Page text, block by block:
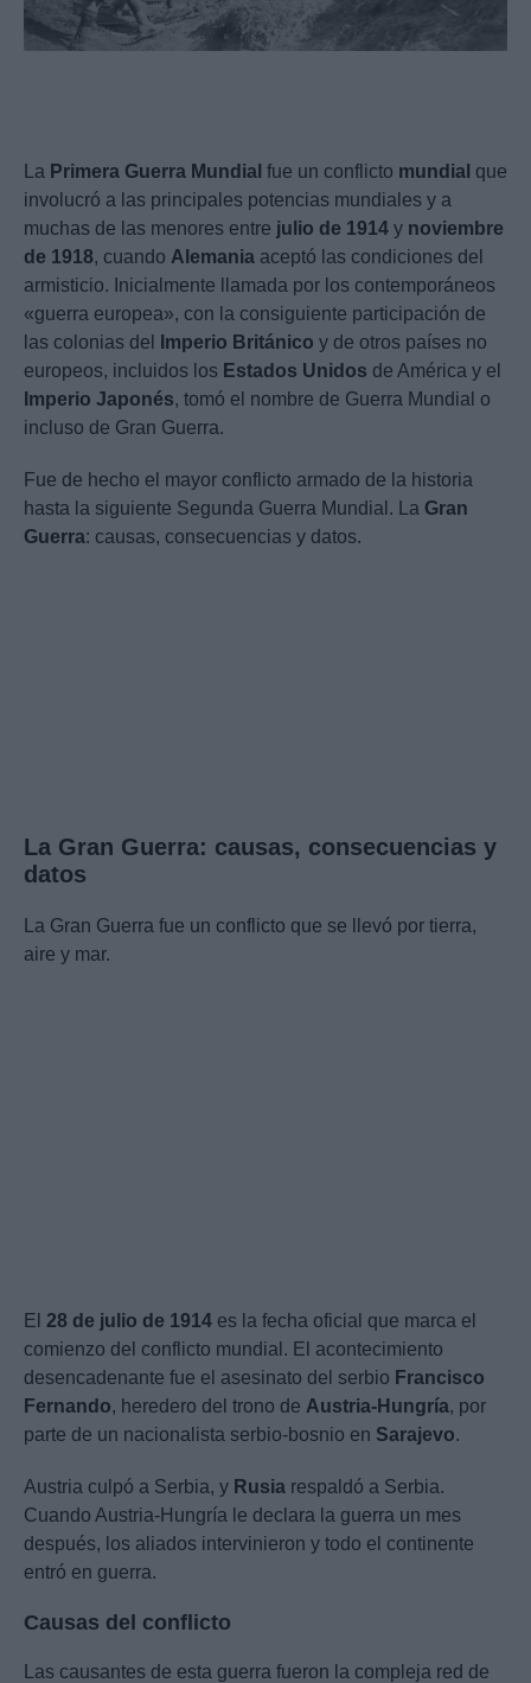
La Primera Guerra Mundial fue un conflicto mundial que
involucró a las principales potencias mundiales y a
muchas de las menores entre julio de 1914 y noviembre
de 1918, cuando Alemania aceptó las condiciones del
armisticio. Inicialmente llamada por los contemporáneos
«guerra europea», con la consiguiente participación de
las colonias del
Imperio Británico y de otros países no
europeos, incluidos los Estados Unidos de América y el
Imperio Japonés, tomó el nombre de Guerra Mundial o
incluso de Gran Guerra.
Fue de hecho el mayor conflicto armado de la historia
hasta la siguiente Segunda Guerra Mundial. La Gran
Guerra: causas, consecuencias y datos.
La Gran Guerra: causas, consecuencias y
datos
La Gran Guerra fue un conflicto que se llevó por tierra,
aire y mar.
El 28 de julio de 1914 es la fecha oficial que marca el
comienzo del conflicto mundial. El acontecimiento
desencadenante fue el asesinato del serbio Francisco
Fernando, heredero del trono de Austria-Hungría, por
parte de un nacionalista serbio-bosnio en Sarajevo.
Austria culpó a Serbia, y Rusia respaldó a Serbia.
Cuando Austria-Hungría le declara la guerra un mes
después, los aliados intervinieron y todo el continente
entró en guerra.
Causas del conflicto
Las causantes de esta guerra fueron la compleja red de